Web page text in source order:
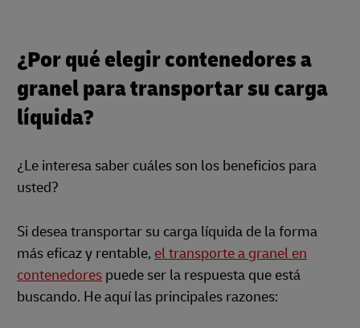
¿Por qué elegir contenedores a
granel para transportar su carga
líquida?
¿Le interesa saber cuáles son los beneficios para
usted?
Si desea transportar su carga líquida de la forma
más eficaz y rentable, el transporte a granel en
contenedores puede ser la respuesta que está
buscando. He aquí las principales razones: